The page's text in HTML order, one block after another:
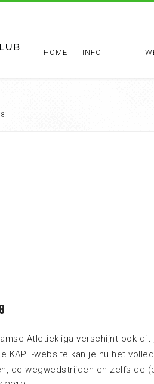
HOME INFO
Atletiekliga verschijnt ook
KAPE-website kan je nu het
de wegwedstrijden en zelfs de